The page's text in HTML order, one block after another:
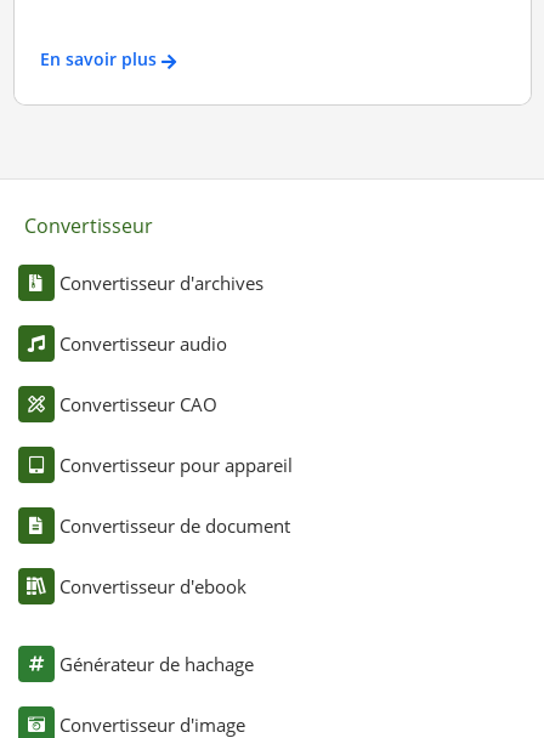
En savoir plus
Convertisseur
Convertisseur d'archives
Convertisseur audio
Convertisseur CAO
Convertisseur pour appareil
Convertisseur de document
Convertisseur d'ebook
Générateur de hachage
Convertisseur d'image